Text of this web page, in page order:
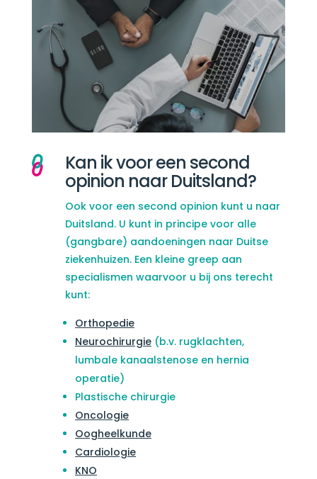
Kan ik voor een second
opinion naar Duitsland?
Ook voor een second opinion kunt u naar
Duitsland. U kunt in principe voor alle
(gangbare) aandoeningen naar Duitse
ziekenhuizen. Een kleine greep aan
specialismen waarvoor u bij ons terecht
kunt:
Orthopedie
Neurochirurgie(b.v. rugklachten,
lumbale kanaalstenose en hernia
operatie)
Plastische chirurgie
Oncologie
Oogheelkunde
Cardiologie
KNO